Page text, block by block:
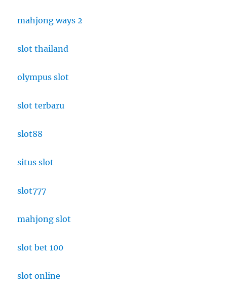
mahjong ways 2
slot thailand
olympus slot
slot terbaru
slot88
situs slot
slot777
mahjong slot
slot bet 100
slot online